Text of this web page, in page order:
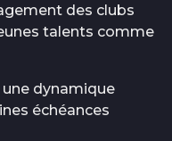
des clubs
talents comme
dynamique
échéances